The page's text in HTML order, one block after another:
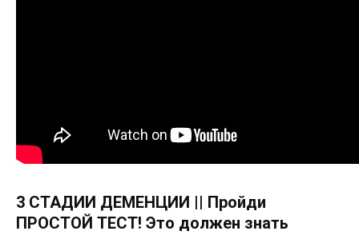
3 СТАДИИ ДЕМЕНЦИИ || Пройди
ПРОСТОЙ ТЕСТ! Это должен знать